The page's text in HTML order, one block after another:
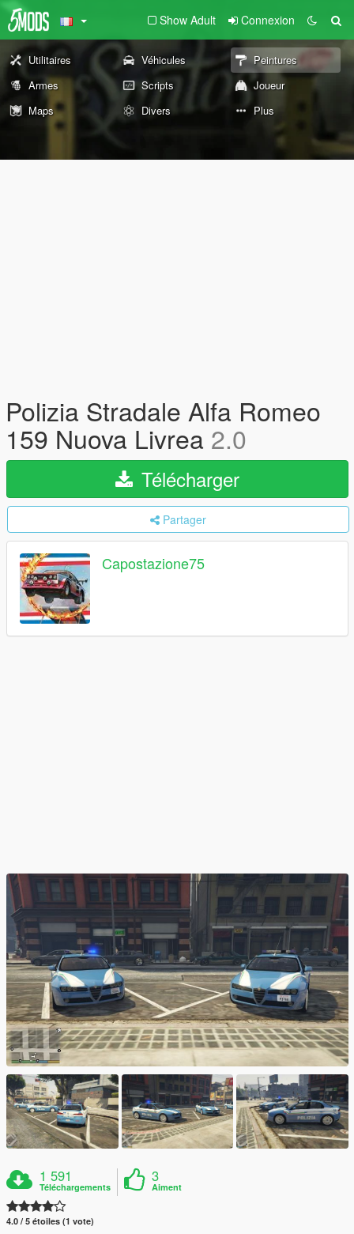
Show Adult Connexion
Utilitaires Véhicules
Peintures
Armes
Scripts
Joueur
Maps
Divers Plus
Polizia Stradale Alfa Romeo
159 Nuova Livrea 2.0
Télécharger
Partager
Capostazione75
1 591
Téléchargements
3
Aiment
4.0 / 5 étoiles (1 vote)